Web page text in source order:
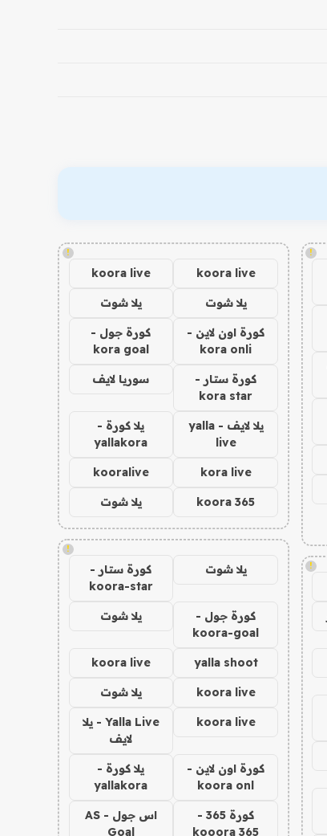
!
!
!
koora live
koora live
يلا شوت يلا شوت
كورة اون لاين -
kora onli
كورة جول -
kora goal
كورة ستار -
kora star
سوريا لايف
يلا لايف - yalla
live
يلا كورة -
yallakora
kora live
kooralive
koora 365 يلا شوت
!
يلا شوت
كورة ستار -
koora-star
كورة جول -
koora-goal
يلا شوت
yalla shoot
koora live
koora live يلا شوت
koora live
Yalla Live - يلا
لايف
كورة اون لاين -
koora onl
يلا كورة -
yallakora
كورة 365 -
kooora 365
اس جول - AS
Goal